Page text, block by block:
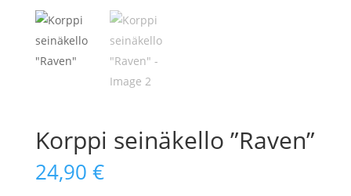
Korppi seinäkello ”Raven”
24,90 €